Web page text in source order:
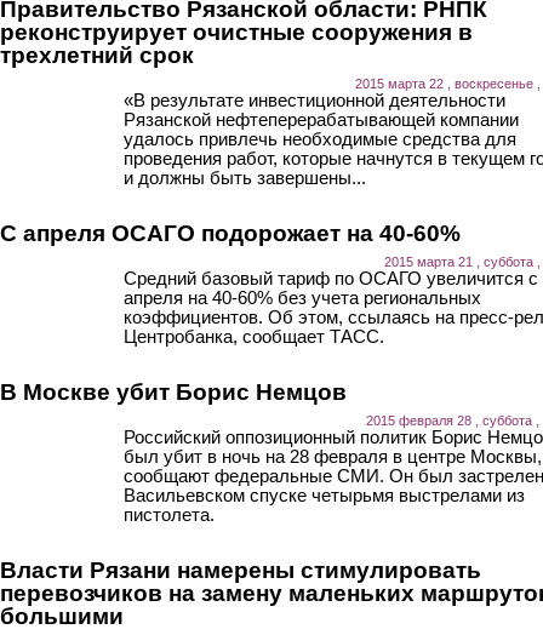
Правительство Рязанской области: РНПК
реконструирует очистные сооружения в
трехлетний срок
2015 марта 22 , воскресенье ,
«В результате инвестиционной деятельности
Рязанской нефтеперерабатывающей компании
удалось привлечь необходимые средства для
проведения работ, которые начнутся в текущем
и должны быть завершены...
С апреля ОСАГО подорожает на 40-60%
2015 марта 21 , суббота ,
Средний базовый тариф по ОСАГО увеличится с
апреля на 40-60% без учета региональных
коэффициентов. Об этом, ссылаясь на пресс-
Центробанка, сообщает ТАСС.
В Москве убит Борис Немцов
2015 февраля 28 , суббота ,
Российский оппозиционный политик Борис
был убит в ночь на 28 февраля в центре
сообщают федеральные СМИ. Он был
Васильевском спуске четырьмя выстрелами из
пистолета.
Власти Рязани намерены стимулировать
перевозчиков на замену маленьких
большими